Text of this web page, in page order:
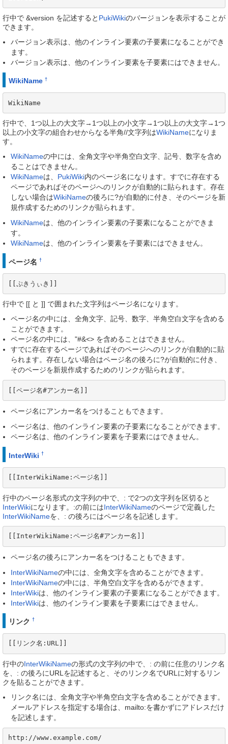
行中で &version を記述すると PukiWikiのバージョンを表示することが
できます。
バージョン表示は、他のインライン要素の子要素になることができ
ます。
バージョン表示は、他のインライン要素を子要素にはできません。
WikiName †
WikiName
行中で、1つ以上の大文字→1つ以上の小文字→1つ以上の大文字→1つ
以上の小文字の組合わせからなる半角//文字列はWikiNameになりま
す。
WikiNameの中には、全角文字や半角空白文字、記号、数字を含め
ることはできません。
WikiNameは、 PukiWiki内のページ名になります。すでに存在する
ページであればそのページへのリンクが自動的に貼られます。存在
しない場合はWikiNameの後ろに?が自動的に付き、そのページを新
規作成するためのリンクが貼られます。
WikiNameは、他のインライン要素の子要素になることができま
す。
WikiNameは、他のインライン要素を子要素にはできません。
ページ名 †
[[ぷきうぃき]]
行中で [[ と ]] で囲まれた文字列はページ名になります。
ページ名の中には、全角文字、記号、数字、半角空白文字を含める
ことができます。
ページ名の中には、"#&<> を含めることはできません。
すでに存在するページであればそのページへのリンクが自動的に貼
られます。存在しない場合はページ名の後ろに?が自動的に付き、
そのページを新規作成するためのリンクが貼られます。
[[ページ名#アンカー名]]
ページ名にアンカー名をつけることもできます。
ページ名は、他のインライン要素の子要素になることができます。
ページ名は、他のインライン要素を子要素にはできません。
InterWiki †
[[InterWikiName:ページ名]]
行中のページ名形式の文字列の中で、: で2つの文字列を区切ると
InterWikiになります。:の前にはInterWikiNameのページで定義した
InterWikiNameを、: の後ろにはページ名を記述します。
[[InterWikiName:ページ名#アンカー名]]
ページ名の後ろにアンカー名をつけることもできます。
InterWikiNameの中には、全角文字を含めることができます。
InterWikiNameの中には、半角空白文字を含めるができます。
InterWikiは、他のインライン要素の子要素になることができます。
InterWikiは、他のインライン要素を子要素にはできません。
リンク †
[[リンク名:URL]]
行中のInterWikiNameの形式の文字列の中で、: の前に任意のリンク名
を、: の後ろにURLを記述すると、そのリンク名でURLに対するリン
クを貼ることができます。
リンク名には、全角文字や半角空白文字を含めることができます。
メールアドレスを指定する場合は、mailto:を書かずにアドレスだけ
を記述します。
http://www.example.com/